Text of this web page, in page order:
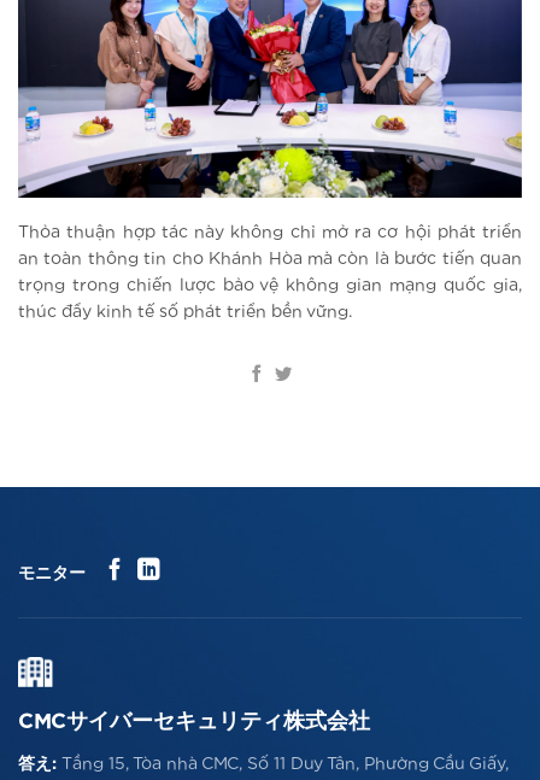
Thỏa thuận hợp tác này không chỉ mở ra cơ hội phát triển
an toàn thông tin cho Khánh Hòa mà còn là bước tiến quan
trọng trong chiến lược bảo vệ không gian mạng quốc gia,
thúc đẩy kinh tế số phát triển bền vững.
モニター
CMCサイバーセキュリティ株式会社
答え: Tầng 15, Tòa nhà CMC, Số 11 Duy Tân, Phường Cầu Giấy,